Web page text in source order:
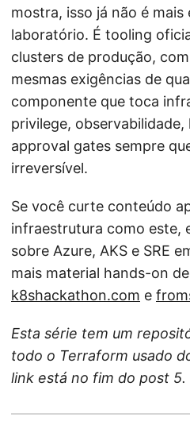
mostra, isso já não é
laboratório. É tooling
clusters de produção,
mesmas exigências de
componente que toca
privilege,
approval gates sempre
irreversível.
Se você curte conteúdo
infraestrutura como este,
sobre Azure, AKS e SRE
mais material hands-on
k8shackathon.com e
Esta série tem um
todo o Terraform usado
link está no fim do post 5.